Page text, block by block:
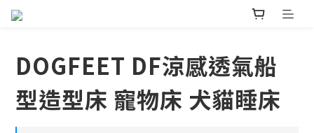
DOGFEET DF涼感透氣船
型造型床 寵物床 犬貓睡床